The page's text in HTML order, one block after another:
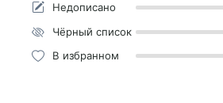
Недописано
Чёрный список
В избранном